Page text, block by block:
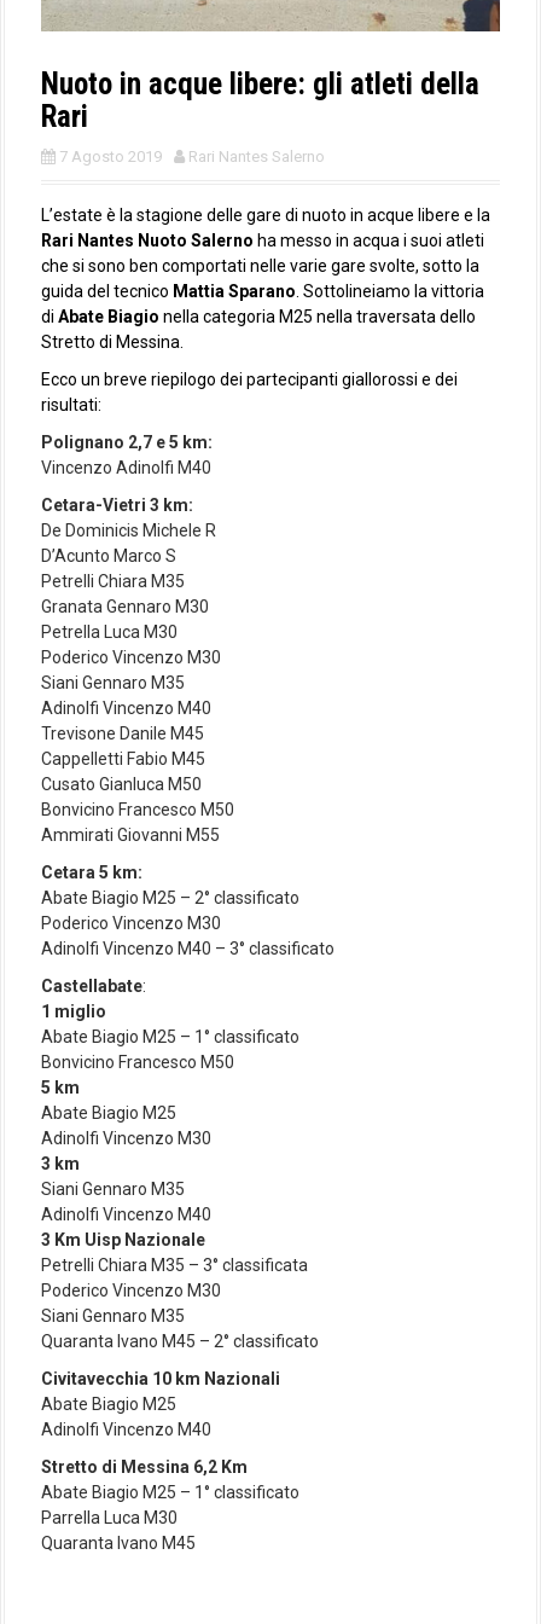
Nuoto in acque libere: gli atleti della
Rari
7 Agosto 2019 Rari Nantes Salerno
L’estate è la stagione delle gare di nuoto in acque libere e la
Rari Nantes Nuoto Salerno ha messo in acqua i suoi atleti
che si sono ben comportati nelle varie gare svolte, sotto la
guida del tecnico Mattia Sparano . Sottolineiamo la vittoria
di Abate Biagio nella categoria M25 nella traversata dello
Stretto di Messina.
Ecco un breve riepilogo dei partecipanti giallorossi e dei
risultati:
Polignano 2,7 e 5 km:
Vincenzo Adinolfi M40
Cetara-Vietri 3 km:
De Dominicis Michele R
D’Acunto Marco S
Petrelli Chiara M35
Granata Gennaro M30
Petrella Luca M30
Poderico Vincenzo M30
Siani Gennaro M35
Adinolfi Vincenzo M40
Trevisone Danile M45
Cappelletti Fabio M45
Cusato Gianluca M50
Bonvicino Francesco M50
Ammirati Giovanni M55
Cetara 5 km:
Abate Biagio M25 – 2° classificato
Poderico Vincenzo M30
Adinolfi Vincenzo M40 – 3° classificato
Castellabate:
1 miglio
Abate Biagio M25 – 1° classificato
Bonvicino Francesco M50
5 km
Abate Biagio M25
Adinolfi Vincenzo M30
3 km
Siani Gennaro M35
Adinolfi Vincenzo M40
3 Km Uisp Nazionale
Petrelli Chiara M35 – 3° classificata
Poderico Vincenzo M30
Siani Gennaro M35
Quaranta Ivano M45 – 2° classificato
Civitavecchia 10 km Nazionali
Abate Biagio M25
Adinolfi Vincenzo M40
Stretto di Messina 6,2 Km
Abate Biagio M25 – 1° classificato
Parrella Luca M30
Quaranta Ivano M45